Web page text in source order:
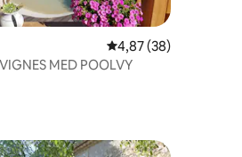
72 omdömen
4,87 av 5 i
4,87 (38)
MED POOLVY